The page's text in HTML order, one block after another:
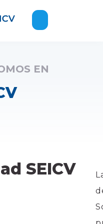
EN
SEICV